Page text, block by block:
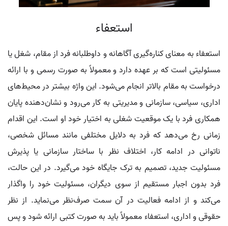
استعفاء
استعفاء به معنای کناره‌گیری آگاهانه و داوطلبانه فرد از مقام، شغل یا
مسئولیتی است که بر عهده دارد و معمولاً به صورت رسمی و با ارائه
درخواست به مقام بالاتر انجام می‌شود. این واژه بیشتر در محیط‌های
اداری، سیاسی، سازمانی و مدیریتی به کار می‌رود و نشان‌دهنده پایان
همکاری فرد با یک موقعیت شغلی به اختیار خود او است. این اقدام
زمانی رخ می‌دهد که فرد به دلایل مختلفی مانند مسائل شخصی،
ناتوانی در ادامه کار، اختلاف نظر با ساختار سازمانی یا پذیرش
مسئولیت جدید، تصمیم به ترک جایگاه خود می‌گیرد. در این حالت،
فرد بدون اجبار مستقیم از سوی دیگران، مسئولیت خود را واگذار
می‌کند و از ادامه فعالیت در آن سمت صرف‌نظر می‌نماید. از نظر
حقوقی و اداری، استعفاء معمولاً باید به صورت کتبی ارائه شود و پس